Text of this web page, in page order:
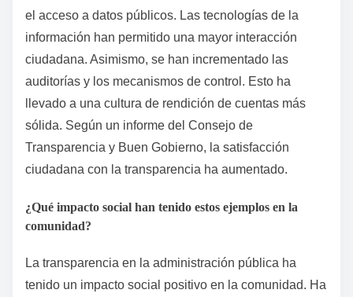
el acceso a datos públicos. Las tecnologías de la
información han permitido una mayor interacción
ciudadana. Asimismo, se han incrementado las
auditorías y los mecanismos de control. Esto ha
llevado a una cultura de rendición de cuentas más
sólida. Según un informe del Consejo de
Transparencia y Buen Gobierno, la satisfacción
ciudadana con la transparencia ha aumentado.
¿Qué impacto social han tenido estos ejemplos en la
comunidad?
La transparencia en la administración pública ha
tenido un impacto social positivo en la comunidad. Ha